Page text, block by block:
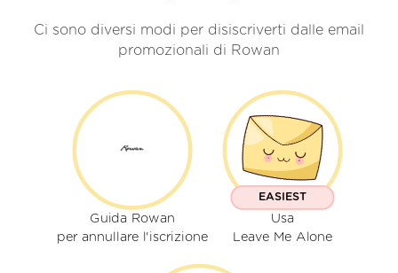
Ci sono diversi modi per disiscriverti dalle email
promozionali di Rowan
Guida Rowan
per annullare l'iscrizione
EASIEST
Usa
Leave Me Alone